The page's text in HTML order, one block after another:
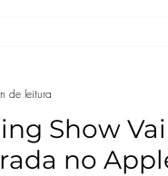
Show
no
de leitura